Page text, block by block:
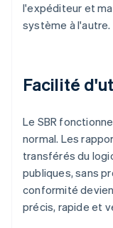
l'expéditeur et
système à l'autre.
Facilité
Le SBR
normal. Les
transférés du
publiques, sans
conformité
précis, rapide et